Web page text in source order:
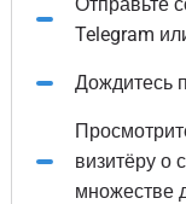
Telegram
Дождитесь
визитёру о
множестве